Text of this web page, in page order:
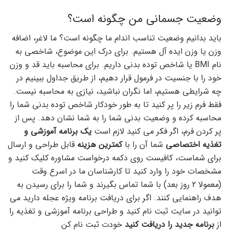
وضعیت جسمانی من چگونه است؟
باید بدانیم وضعیت تناسب اندام ما چگونه است؟ ما لاغر، اضافه
وزن یا وزن ایده آل هستیم. برای درک این موضوع، شاخصی به
نام BMI یا شاخص توده بدنی داریم. برای محاسبه باید قد و وزن
خود را با جنسیت در فرمول قرار دهیم، از طریق جداول ببینیم در
چه شرایطی هستیم، اما نگران نباشید، نیازی به محاسبه نیست.
فقط فرم زیر را پر کنید تا به طور خودکار شاخص توده بدنی شما را
محاسبه کرده و وضعیت بدنی شما را به شما نشان دهد. پس از
پر کردن فرم، اگر فکر می کنید لازم است یک برنامه آموزشی و
تغذیه اختصاصی شما آن را باکمترین هزینه قابل طراحی و ارسال
برای شماست، کافیست روی دکمه درخواست مشاوره کلیک کنید و
مشخصات خود را وارد کنید تا کارشناسان ما در اسرع وقت
(معمولا 2 روز بعد) با شما تماس بگیرند و شما را برای رسیدن به
هدف راهنمایی کنند. اگر برای دریافت برنامه ویژه عجله دارید می
توانید در سایت ثبت نام کنید و طراحی برنامه آموزشی و تغذیه را
از برنامه جدید را دریافت کنید خودت ثبت نام کن